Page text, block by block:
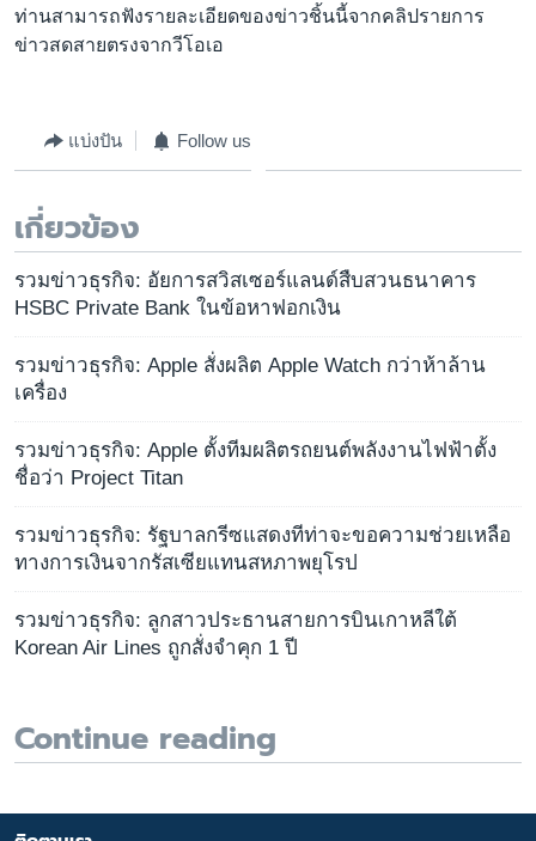
ท่านสามารถฟังรายละเอียดของข่าวชิ้นนี้จากคลิปรายการ
ข่าวสดสายตรงจากวีโอเอ
แบ่งปัน Follow us
เกี่ยวข้อง
รวมข่าวธุรกิจ: อัยการสวิสเซอร์แลนด์สืบสวนธนาคาร
HSBC Private Bank ในข้อหาฟอกเงิน
รวมข่าวธุรกิจ: Apple สั่งผลิต Apple Watch กว่าห้าล้าน
เครื่อง
รวมข่าวธุรกิจ: Apple ตั้งทีมผลิตรถยนต์พลังงานไฟฟ้าตั้ง
ชื่อว่า Project Titan
รวมข่าวธุรกิจ: รัฐบาลกรีซแสดงทีท่าจะขอความช่วยเหลือ
ทางการเงินจากรัสเซียแทนสหภาพยุโรป
รวมข่าวธุรกิจ: ลูกสาวประธานสายการบินเกาหลีใต้
Korean Air Lines ถูกสั่งจำคุก 1 ปี
Continue reading